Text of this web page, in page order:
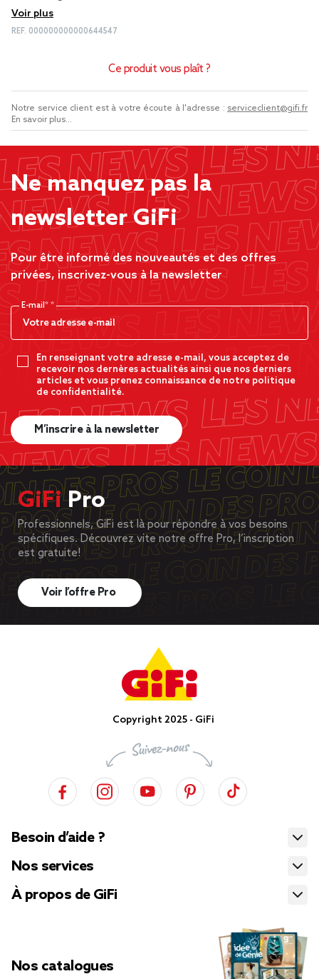
Voir plus
REF. 000000000000644547
Ce produit vous plaît ?
Notre service client est à votre écoute à l'adresse : serviceclient@gifi.fr
En savoir plus...
Ne manquez pas la
newsletter GiFi
Pour être informé des nouveautés et des offres
privées, inscrivez-vous à la newsletter
E-mail*
En renseignant votre adresse e-mail, vous acceptez de
recevoir nos dernères actualités ainsi que nos derniers
articles et vous prenez connaissance de notre politique
de confidentialité.
M’inscrire à la newsletter
GiFiPro
Professionnels, GiFi est là pour répondre à vos besoins
spécifiques. Découvrez vite notre offre Pro, l’inscription
est gratuite!
Voir l’offre Pro
Copyright 2025 - GiFi
Besoin d’aide ?
Nos services
À propos de GiFi
Nos catalogues